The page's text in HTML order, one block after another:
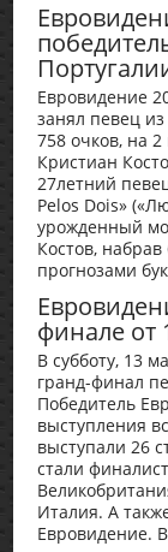
Евровидение
занял певец
758 очков, на
Кристиан
27летний
Pelos Dois»
урожденный
Костов, набрав
прогнозами
финале от
В субботу, 13
гранд-финал
Победитель
выступления
выступали 26
стали
Италия. А
Евровидение.